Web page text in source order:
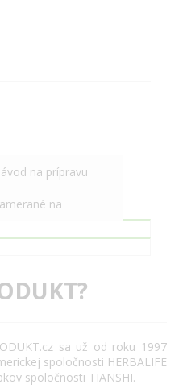
na prípravu
na
sa už od roku 1997
spoločnosti HERBALIFE
spoločnosti TIANSHI.